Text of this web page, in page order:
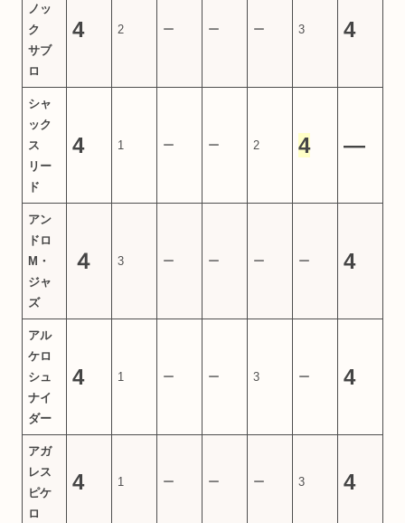
ノッ
ク
サブ
ロ
4 2 ー ー ー 3 4
シャ
ック
ス
リー
ド
4 1 ー ー 2 4 ―
アン
ドロ
M・
ジャ
ズ
４ 3 ー ー ー ー 4
アル
ケロ
シュ
ナイ
ダー
4 1 ー ー 3 ー 4
アガ
レス
ピケ
ロ
4 1 ー ー ー 3 4